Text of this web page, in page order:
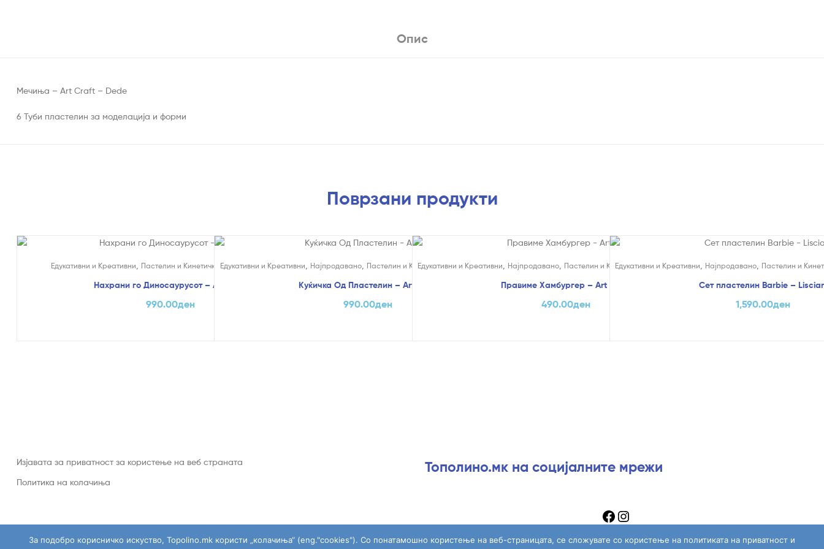
Опис
Мечиња – Art Craft – Dede
6 Туби пластелин за моделација и форми
Поврзани продукти
Едукативни и Креативни Пастелин и Кинетички Песок,Пластелини
Нахрани го Диносаурусот – Art Craft
990.00ден
Едукативни и Креативни Најпродавано, Пастелин и Кинетички Песок,Пластелини
Куќичка Од Пластелин – Art Craft
990.00ден
Едукативни и Креативни Најпродавано Пастелин и Кинетички Песок,Пластелини
Правиме Хамбургер – Art Craft
490.00ден
Едукативни и Креативни Најпродавано Пастелин и
Сет пластелин Barbie –
1,590.00ден
Изјавата за приватност за користење на веб страната
Политика на колачиња
Тополино.мк на социјалните мрежи
За подобро корисничко искуство, Topolino.mk користи „колачиња“ (eng."cookies"). Со понатамошно користење на веб-страницата, се сложувате со користење на политиката на приватност и